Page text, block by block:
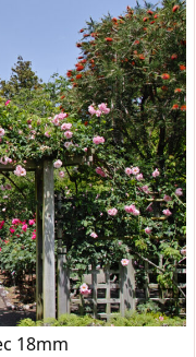
18mm